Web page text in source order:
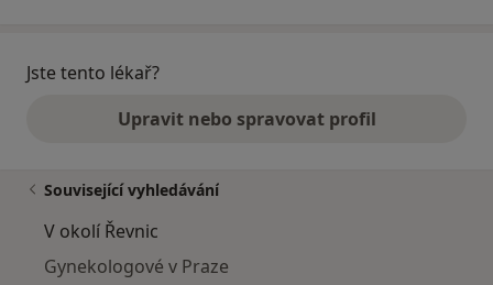
Jste tento lékař?
Upravit nebo spravovat profil
Související vyhledávání
V okolí Řevnic
Gynekologové v Praze